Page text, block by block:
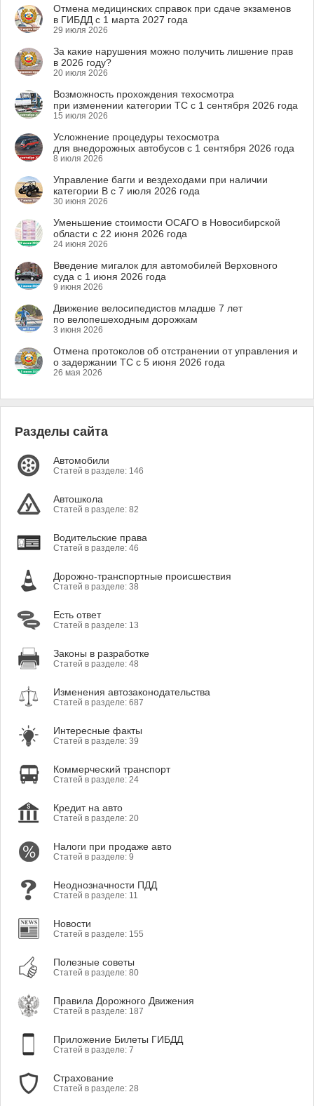
Отмена медицинских справок при сдаче экзаменов
в ГИБДД с 1 марта 2027 года
29 июля 2026
За какие нарушения можно получить лишение прав
в 2026 году?
20 июля 2026
Возможность прохождения техосмотра
при изменении категории ТС с 1 сентября 2026 года
15 июля 2026
Усложнение процедуры техосмотра
для внедорожных автобусов с 1 сентября 2026 года
8 июля 2026
Управление багги и вездеходами при наличии
категории B с 7 июля 2026 года
30 июня 2026
Уменьшение стоимости ОСАГО в Новосибирской
области с 22 июня 2026 года
24 июня 2026
Введение мигалок для автомобилей Верховного
суда с 1 июня 2026 года
9 июня 2026
Движение велосипедистов младше 7 лет
по велопешеходным дорожкам
3 июня 2026
Отмена протоколов об отстранении от управления и
о задержании ТС с 5 июня 2026 года
26 мая 2026
Разделы сайта
Автомобили
Статей в разделе: 146
Автошкола
Статей в разделе: 82
Водительские права
Статей в разделе: 46
Дорожно-транспортные происшествия
Статей в разделе: 38
Есть ответ
Статей в разделе: 13
Законы в разработке
Статей в разделе: 48
Изменения автозаконодательства
Статей в разделе: 687
Интересные факты
Статей в разделе: 39
Коммерческий транспорт
Статей в разделе: 24
Кредит на авто
Статей в разделе: 20
Налоги при продаже авто
Статей в разделе: 9
Неоднозначности ПДД
Статей в разделе: 11
Новости
Статей в разделе: 155
Полезные советы
Статей в разделе: 80
Правила Дорожного Движения
Статей в разделе: 187
Приложение Билеты ГИБДД
Статей в разделе: 7
Страхование
Статей в разделе: 28